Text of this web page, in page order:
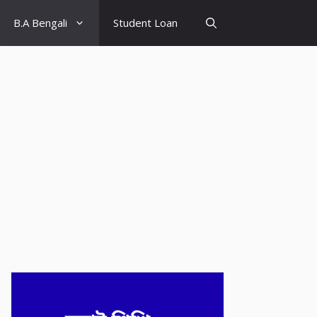
B.A Bengali Student Loan